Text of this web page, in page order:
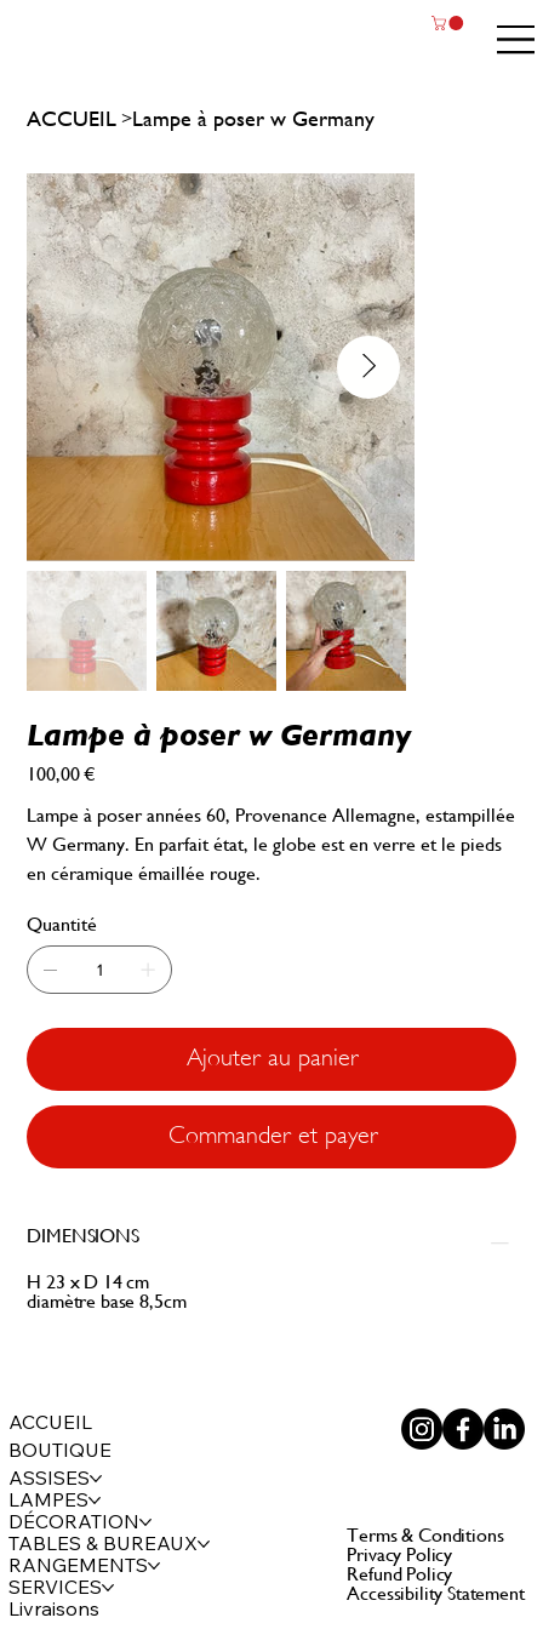
ACCUEIL >Lampe à poser w Germany
Lampe à poser w Germany
Prix
100,00 €
Lampe à poser années 60, Provenance Allemagne, estampillée
W Germany. En parfait état, le globe est en verre et le pieds
en céramique émaillée rouge.
Quantité
Ajouter au panier
Commander et payer
DIMENSIONS
H 23 x D 14 cm
diamètre base 8,5cm
ACCUEIL
BOUTIQUE
ASSISES
LAMPES
DÉCORATION
TABLES & BUREAUX
RANGEMENTS
SERVICES
Livraisons
Terms & Conditions
Privacy Policy
Refund Policy
Accessibility Statement